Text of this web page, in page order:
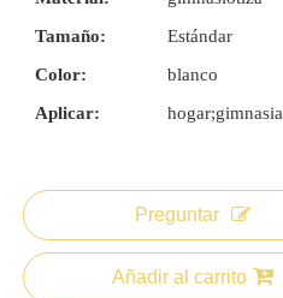
Tamaño:
Estándar
Color:
blanco
Aplicar:
hogar;gimnasia
Preguntar
Añadir al carrito